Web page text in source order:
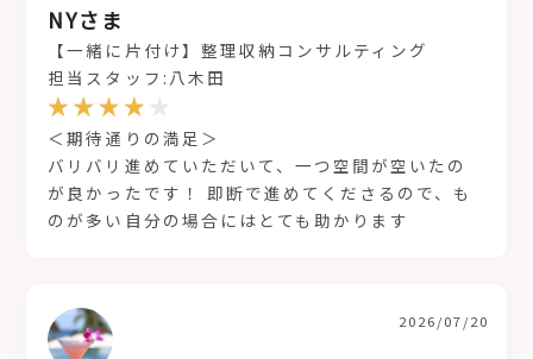
NYさま
【一緒に片付け】整理収納コンサルティング
担当スタッフ:八木田
＜期待通りの満足＞
バリバリ進めていただいて、一つ空間が空いたの
が良かったです！ 即断で進めてくださるので、も
のが多い自分の場合にはとても助かります
2026/07/20